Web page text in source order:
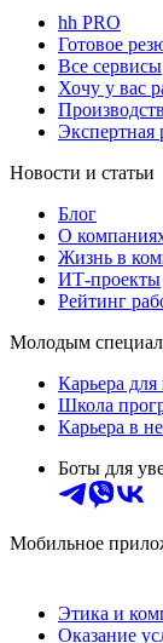
hh PRO
Готовое
Все сервисы
Хочу у вас
Экспертная
Новости и статьи
Блог
О
Жизнь в
ИТ-проекты
Рейтинг
Молодым
Карьера
Школа
Карьера в
Боты для
Мобильное
Этика и
Оказание